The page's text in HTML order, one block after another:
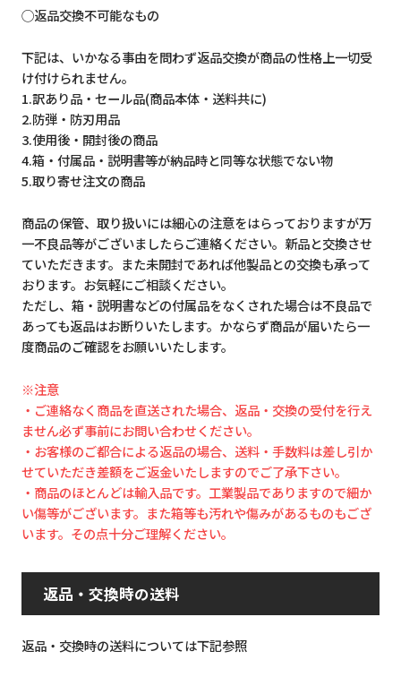
◯返品交換不可能なもの
下記は、いかなる事由を問わず返品交換が商品の性格上一切受
け付けられません。
1.訳あり品・セール品(商品本体・送料共に)
2.防弾・防刃用品
3.使用後・開封後の商品
4.箱・付属品・説明書等が納品時と同等な状態でない物
5.取り寄せ注文の商品
商品の保管、取り扱いには細心の注意をはらっておりますが万
一不良品等がございましたらご連絡ください。新品と交換させ
ていただきます。また未開封であれば他製品との交換も承って
おります。お気軽にご相談ください。
ただし、箱・説明書などの付属品をなくされた場合は不良品で
あっても返品はお断りいたします。かならず商品が届いたら一
度商品のご確認をお願いいたします。
※注意
・ご連絡なく商品を直送された場合、返品・交換の受付を行え
ません必ず事前にお問い合わせください。
・お客様のご都合による返品の場合、送料・手数料は差し引か
せていただき差額をご返金いたしますのでご了承下さい。
・商品のほとんどは輸入品です。工業製品でありますので細か
い傷等がございます。また箱等も汚れや傷みがあるものもござ
います。その点十分ご理解ください。
返品・交換時の送料
返品・交換時の送料については下記参照